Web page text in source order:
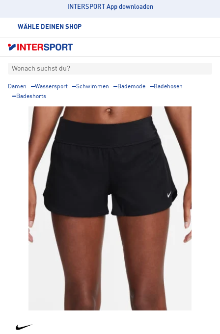
INTERSPORT App downloaden
WÄHLE DEINEN SHOP
Wonach suchst du?
Damen Wassersport Schwimmen Bademode
Badehosen
Badeshorts